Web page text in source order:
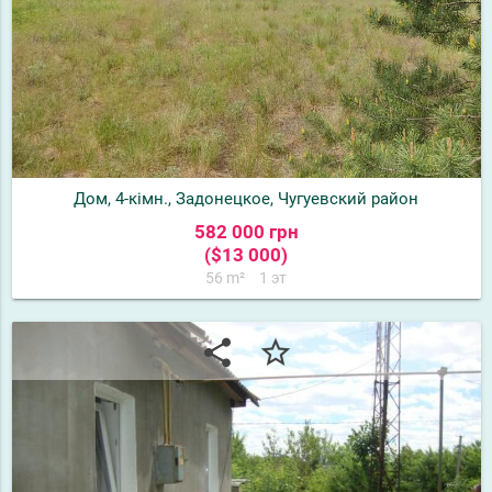
Дом, 4-кімн., Задонецкое, Чугуевский район
582 000 грн
($13 000)
56 m² 1 эт
share star_border